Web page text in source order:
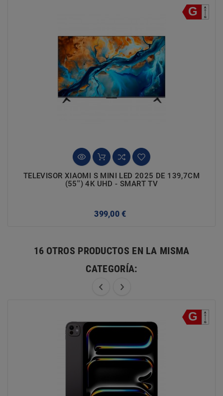
TELEVISOR XIAOMI S MINI LED 2025 DE 139,7CM
(55'') 4K UHD - SMART TV
399,00 €
16 OTROS PRODUCTOS EN LA MISMA
CATEGORÍA: